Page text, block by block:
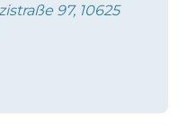
97, 10625